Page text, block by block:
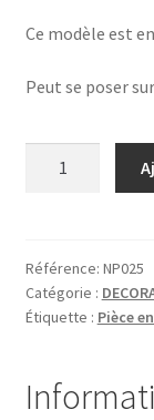
Ce modèle est
Peut se poser
Référence: NP025
Catégorie :
Étiquette : Pièce